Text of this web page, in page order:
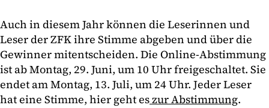
Auch in diesem Jahr können die Leserinnen und
Leser der ZFK ihre Stimme abgeben und über die
Gewinner mitentscheiden. Die Online-Abstimmung
ist ab Montag, 29. Juni, um 10 Uhr freigeschaltet. Sie
endet am Montag, 13. Juli, um 24 Uhr. Jeder Leser
hat eine Stimme, hier geht eszur Abstimmung.